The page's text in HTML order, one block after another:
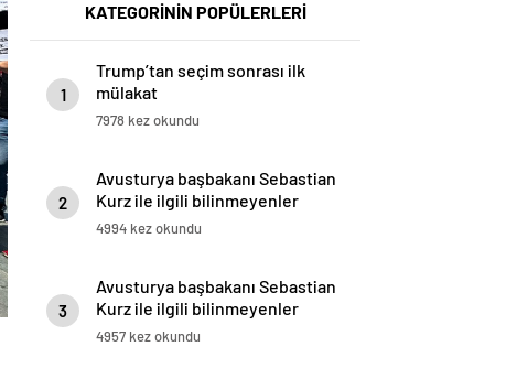
KATEGORİNİN POPÜLERLERİ
1
Trump’tan seçim sonrası ilk
mülakat
7978 kez okundu
2
Avusturya başbakanı Sebastian
Kurz ile ilgili bilinmeyenler
4994 kez okundu
3
Avusturya başbakanı Sebastian
Kurz ile ilgili bilinmeyenler
4957 kez okundu